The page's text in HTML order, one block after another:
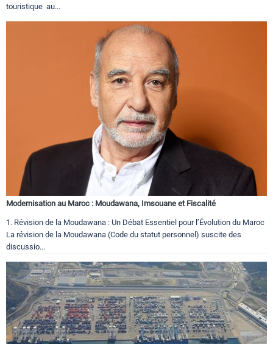
touristique au...
Modernisation au Maroc : Moudawana, Imsouane et Fiscalité
1. Révision de la Moudawana : Un Débat Essentiel pour l’Évolution du Maroc
La révision de la Moudawana (Code du statut personnel) suscite des
discussio...